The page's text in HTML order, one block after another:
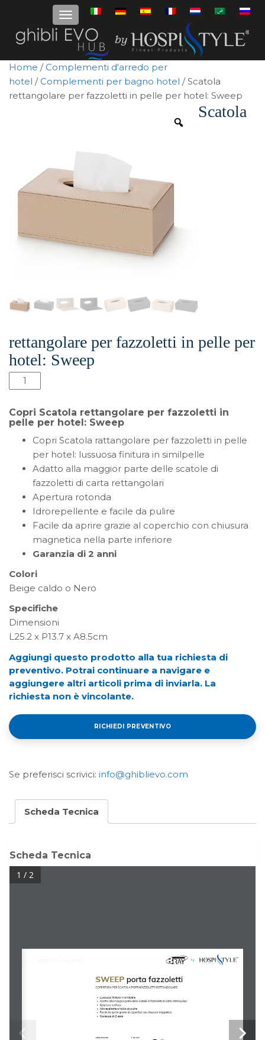
Home / Complementi d'arredo per
hotel / Complementi per bagno hotel / Scatola
rettangolare per fazzoletti in pelle per hotel: Sweep
Scatola
rettangolare per fazzoletti in pelle per
hotel: Sweep
Scatola
rettangolare
per
fazzoletti
hotel:
Sweep
quantità
Copri Scatola rettangolare per fazzoletti in
pelle per hotel: Sweep
Copri Scatola rattangolare per fazzoletti in pelle
per hotel: lussuosa finitura in similpelle
Adatto alla maggior parte delle scatole di
fazzoletti di carta rettangolari
Apertura rotonda
Idrorepellente e facile da pulire
Facile da aprire grazie al coperchio con chiusura
magnetica nella parte inferiore
Garanzia di 2 anni
Colori
Beige caldo o Nero
Specifiche
Dimensioni
L25.2 x P13.7 x A8.5cm
Aggiungi questo prodotto alla tua richiesta di
preventivo. Potrai continuare a navigare e
aggiungere altri articoli prima di inviarla. La
richiesta non è vincolante.
RICHIEDI PREVENTIVO
Se preferisci scrivici: info@ghiblievo.com
Scheda Tecnica
Scheda Tecnica
Lussuosa finitura in similpelle
Adatto alla maggior parte delle scatole di fazzoletti di carta rettangolari
Apertura a ellisse
Idrorepellente e facile da pulire
Facile da aprire grazie al coperchio con chiusura magnetica
Garanzia di 2 anni
COPERTURA PER SCATOLA PORTAFAZZOLETTI RETTANGOLARE
SWEEP porta fazzoletti
DIMENSIONI COLORI
1 / 2